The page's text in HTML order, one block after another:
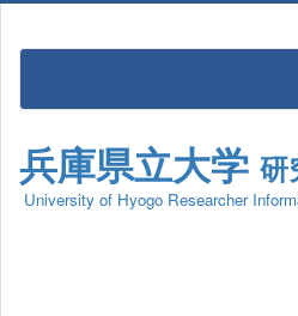
兵庫県立大学 研
University of Hyogo Researcher